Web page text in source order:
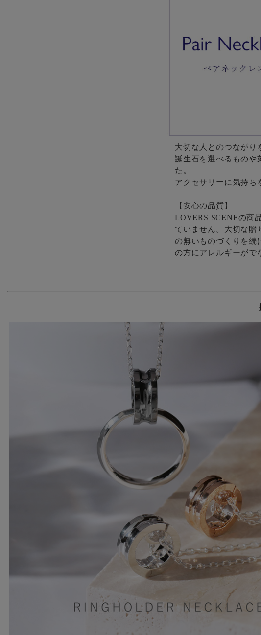
大切な人とのつながり
誕生石を選べるものや
た。
アクセサリーに気持ち
【安心の品質】
LOVERS SCENEの商
ていません。大切な贈
の無いものづくりを
の方にアレルギーがで